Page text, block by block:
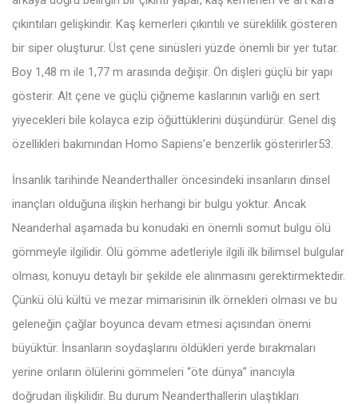
çıkıntıları gelişkindir. Kaş kemerleri çıkıntılı ve süreklilik gösteren
bir siper oluşturur. Üst çene sinüsleri yüzde önemli bir yer tutar.
Boy 1,48 m ile 1,77 m arasında değişir. Ön dişleri güçlü bir yapı
gösterir. Alt çene ve güçlü çiğneme kaslarının varlığı en sert
yiyecekleri bile kolayca ezip öğüttüklerini düşündürür. Genel diş
özellikleri bakımından Homo Sapiens’e benzerlik gösterirler53.
İnsanlık tarihinde Neanderthaller öncesindeki insanların dinsel
inançları olduğuna ilişkin herhangi bir bulgu yoktur. Ancak
Neanderhal aşamada bu konudaki en önemli somut bulgu ölü
gömmeyle ilgilidir. Ölü gömme adetleriyle ilgili ilk bilimsel bulgular
olması, konuyu detaylı bir şekilde ele alınmasını gerektirmektedir.
Çünkü ölü kültü ve mezar mimarisinin ilk örnekleri olması ve bu
geleneğin çağlar boyunca devam etmesi açısından önemi
büyüktür. İnsanların soydaşlarını öldükleri yerde bırakmaları
yerine onların ölülerini gömmeleri “öte dünya” inancıyla
doğrudan ilişkilidir. Bu durum Neanderthallerin ulaştıkları